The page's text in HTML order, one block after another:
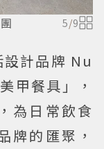
5/9
計品牌 Nu
甲餐具」，
為日常飲食
牌的匯聚，